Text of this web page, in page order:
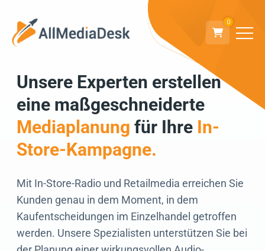
0
Zurück
Wir freuen uns auf
den Austausch!
Unsere Experten erstellen
eine maßgeschneiderte
Mediaplanung für Ihre In-
Store-Kampagne.
Mit In-Store-Radio und Retailmedia erreichen Sie
Kunden genau in dem Moment, in dem
Kaufentscheidungen im Einzelhandel getroffen
werden. Unsere Spezialisten unterstützen Sie bei